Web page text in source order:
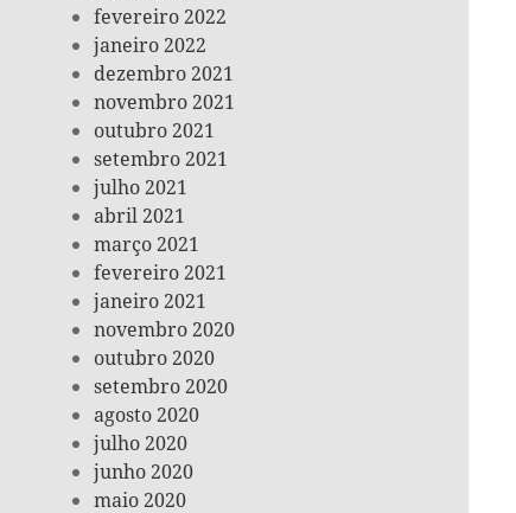
fevereiro 2022
janeiro 2022
dezembro 2021
novembro 2021
outubro 2021
setembro 2021
julho 2021
abril 2021
março 2021
fevereiro 2021
janeiro 2021
novembro 2020
outubro 2020
setembro 2020
agosto 2020
julho 2020
junho 2020
maio 2020